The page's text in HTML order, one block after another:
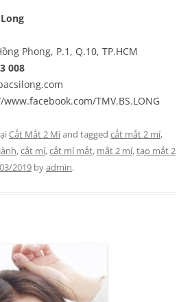
Phong, P.1, Q.10, TP.HCM
008
TMV.BS.LONG
Cắt Mắt 2 Míand tagged cắt mắt 2 mí,
,cắt mí,cắt mí mắt, mắt 2 mí,tạo mắt 2
2019 byadmin.